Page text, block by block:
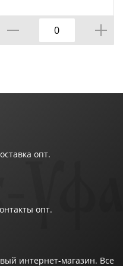
опт.
опт.
интернет-магазин. Все